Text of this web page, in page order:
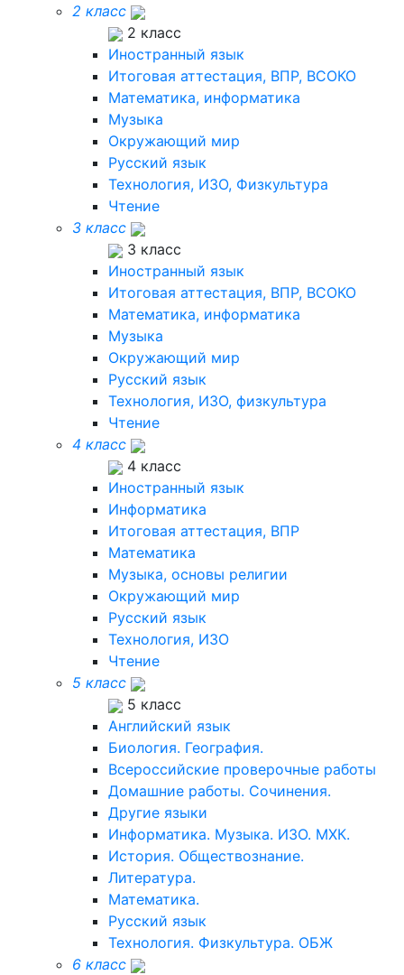
2 класс
2 класс
Иностранный язык
Итоговая аттестация, ВПР, ВСОКО
Математика, информатика
Музыка
Окружающий мир
Русский язык
Технология, ИЗО, Физкультура
Чтение
3 класс
3 класс
Иностранный язык
Итоговая аттестация, ВПР, ВСОКО
Математика, информатика
Музыка
Окружающий мир
Русский язык
Технология, ИЗО, физкультура
Чтение
4 класс
4 класс
Иностранный язык
Информатика
Итоговая аттестация, ВПР
Математика
Музыка, основы религии
Окружающий мир
Русский язык
Технология, ИЗО
Чтение
5 класс
5 класс
Английский язык
Биология. География.
Всероссийские проверочные работы
Домашние работы. Сочинения.
Другие языки
Информатика. Музыка. ИЗО. МХК.
История. Обществознание.
Литература.
Математика.
Русский язык
Технология. Физкультура. ОБЖ
6 класс